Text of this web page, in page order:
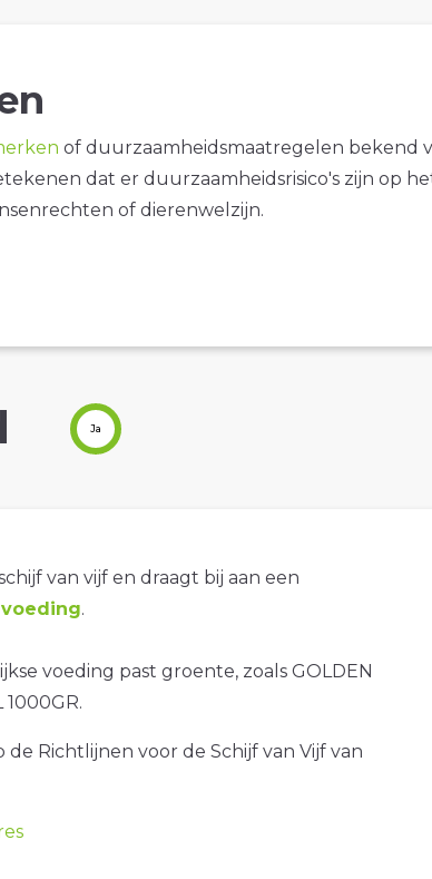
of duurzaamheidsmaatregelen bekend
dat er duurzaamheidsrisico's zijn op
of dierenwelzijn.
Ja
van vijf en draagt bij aan een
.
voeding past groente, zoals GOLDEN
1000GR.
Richtlijnen voor de Schijf van Vijf van